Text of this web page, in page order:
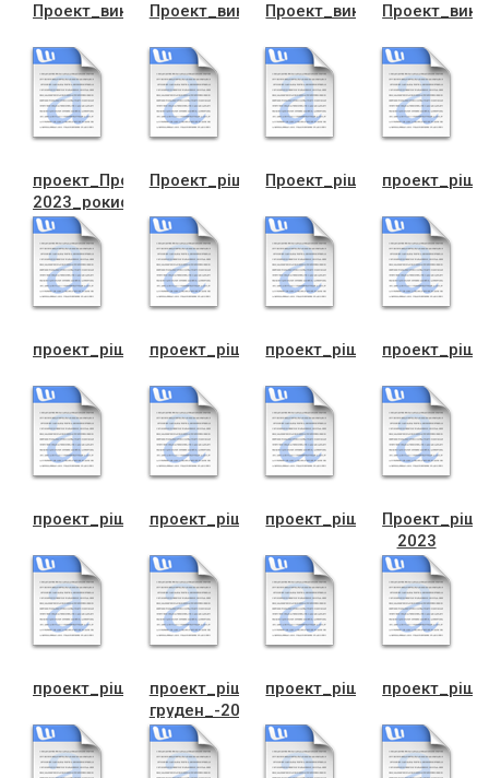
проект_ПрограмиТурбота_на_2021-
2023_рокиdoc
Проект_рiш._вик._про_положення
проект_рiш._вик._програми_Турбота_doc
проект_рiш.вик._про_Програму(1)
проект_рiш.вик._про_Програму
2023
проект_рiшення_виконкомупроект_рiшення_виконкому-
груден_-2020Свистун